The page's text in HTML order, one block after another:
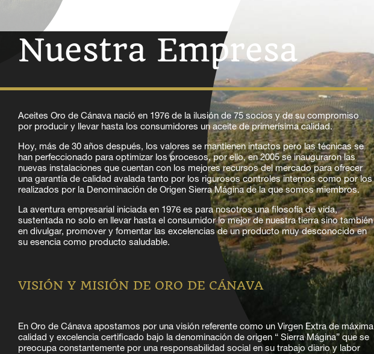
Nuestra Empresa
Aceites Oro de Cánava nació en 1976 de la ilusión de 75 socios y de su compromiso
por producir y llevar hasta los consumidores un aceite de primerísima calidad.
Hoy, más de 30 años después, los valores se mantienen intactos pero las técnicas se
han perfeccionado para optimizar los procesos, por ello, en 2005 se inauguraron las
nuevas instalaciones que cuentan con los mejores recursos del mercado para ofrecer
una garantía de calidad avalada tanto por los rigurosos controles internos como por los
realizados por la Denominación de Origen Sierra Mágina de la que somos miembros.
La aventura empresarial iniciada en 1976 es para nosotros una filosofía de vida,
sustentada no solo en llevar hasta el consumidor lo mejor de nuestra tierra sino también
en divulgar, promover y fomentar las excelencias de un producto muy desconocido en
su esencia como producto saludable.
VISIÓN Y MISIÓN DE ORO DE CÁNAVA
En Oro de Cánava apostamos por una visión referente como un Virgen Extra de máxima
calidad y excelencia certificado bajo la denominación de origen “ Sierra Mágina” que se
preocupa constantemente por una responsabilidad social en su trabajo diario y labor